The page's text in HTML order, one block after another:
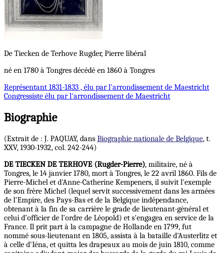
De Tiecken de Terhove Rugder, Pierre libéral
né en 1780 à Tongres décédé en 1860 à Tongres
Représentant 1831-1833 , élu par l'arrondissement de Maestricht
Congressiste élu par l'arrondissement de Maestricht
Biographie
(Extrait de : J. PAQUAY, dans Biographie nationale de Belgique, t.
XXV, 1930-1932, col. 242-244)
DE TIECKEN DE TERHOVE (Rugder-Pierre), militaire, né à
Tongres, le 14 janvier 1780, mort à Tongres, le 22 avril 1860. Fils de
Pierre-Michel et d'Anne-Catherine Kempeners, il suivit l'exemple
de son frère Michel (lequel servit successivement dans les armées
de l’Empire, des Pays-Bas et de la Belgique indépendance,
obtenant à la fin de sa carrière le grade de lieutenant-général et
celui d’officier de l’ordre de Léopold) et s'engagea en service de la
France. Il prit part à la campagne de Hollande en 1799, fut
nommé sous-lieutenant en 1805, assista à la bataille d'Austerlitz et
à celle d'Iéna, et quitta les drapeaux au mois de juin 1810, comme